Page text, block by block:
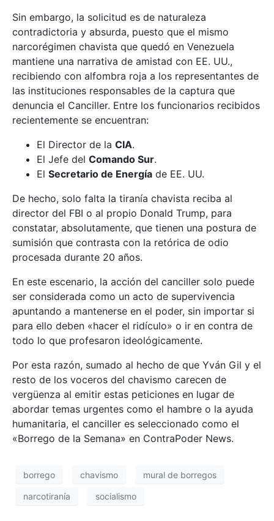
Sin embargo, la solicitud es de naturaleza
contradictoria y absurda, puesto que el mismo
narcorégimen chavista que quedó en Venezuela
mantiene una narrativa de amistad con EE. UU.,
recibiendo con alfombra roja a los representantes de
las instituciones responsables de la captura que
denuncia el Canciller. Entre los funcionarios recibidos
recientemente se encuentran:
El Director de la CIA.
El Jefe del Comando Sur.
El Secretario de Energía de EE. UU.
De hecho, solo falta la tiranía chavista reciba al
director del FBI o al propio Donald Trump, para
constatar, absolutamente, que tienen una postura de
sumisión que contrasta con la retórica de odio
procesada durante 20 años.
En este escenario, la acción del canciller solo puede
ser considerada como un acto de supervivencia
apuntando a mantenerse en el poder, sin importar si
para ello deben «hacer el ridículo» o ir en contra de
todo lo que profesaron ideológicamente.
Por esta razón, sumado al hecho de que Yván Gil y el
resto de los voceros del chavismo carecen de
vergüenza al emitir estas peticiones en lugar de
abordar temas urgentes como el hambre o la ayuda
humanitaria, el canciller es seleccionado como el
«Borrego de la Semana» en ContraPoder News.
borrego chavismo mural de borregos
narcotiranía socialismo